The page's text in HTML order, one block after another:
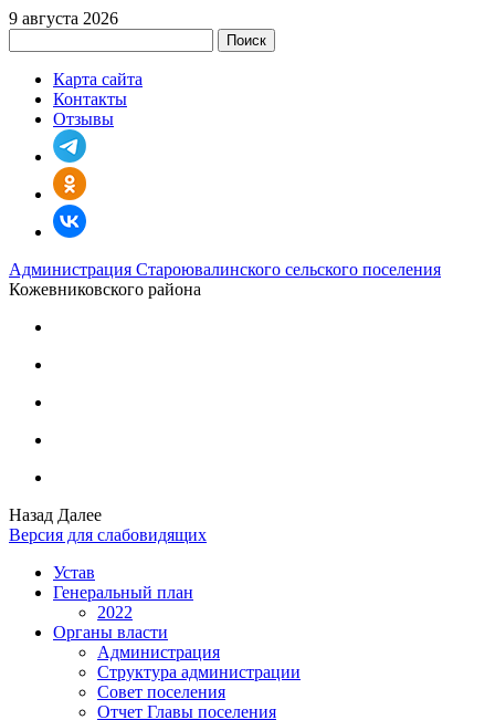
9 августа 2026
Поиск
Карта сайта
Контакты
Отзывы
Администрация Староювалинского сельского поселения
Кожевниковского района
Назад Далее
Версия для слабовидящих
Устав
Генеральный план
2022
Органы власти
Администрация
Структура администрации
Совет поселения
Отчет Главы поселения